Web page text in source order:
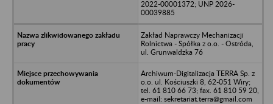
2022-00001372; UNP 2026-
00039885
Zakład Naprawczy Mechanizacji
Rolnictwa - Spółka z o.o. - Ostróda,
ul. Grunwaldzka 76
Archiwum-Digitalizacja TERRA Sp. z
o.o. ul. Kościuszki 8, 62-051 Wiry;
tel. 61 810 66 73; fax. 61 810 59 20,
e-mail: sekretariat.terra@gmail.com